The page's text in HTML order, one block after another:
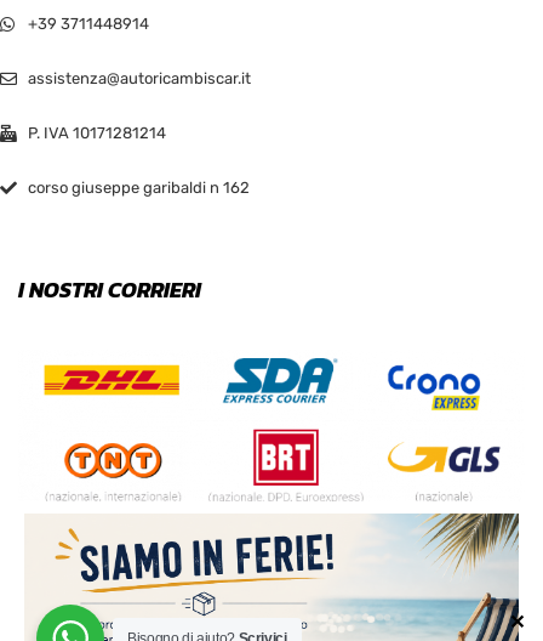
✕
+39 3711448914
assistenza@autoricambiscar.it
P. IVA 10171281214
corso giuseppe garibaldi n 162
I NOSTRI CORRIERI